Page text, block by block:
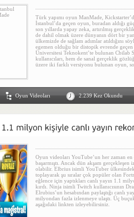
Türk yapımı oyun ManMade,
İstanbul’da geçen oyun, buradan aldığı
son yıllarda yapay zeka, artırılmış
de dahil olmak üzere dünyanın dört bir
ülkemizde de sağlam adımlar atıldığını
egemen olduğu bir distopik evrende
Üniversitesi Teknokent’te bulunan Cbilab
kullanıcıları, hem de sanal gerçeklik
üzere iki farklı versiyonu bulunan oyun,
Oyun Videoları 2.239 Kez Okundu
Oyun videoları YouTube’un her zaman
başarmıştı. Ancak dün akşam
olabilir. Elbrius isimli YouTuber
toplayarak şu sıralar çok popüler olan
eğlence için yaptıkları canlı yayın 1.1
kırdı. Ninja isimli Twitch kullanıcısının
Elrubius’un hesabından paylaştığı canlı
milyondan fazla izlenmeye ulaştı. Üç buçuk
aşağıdaki linkten izleyebilirsiniz.